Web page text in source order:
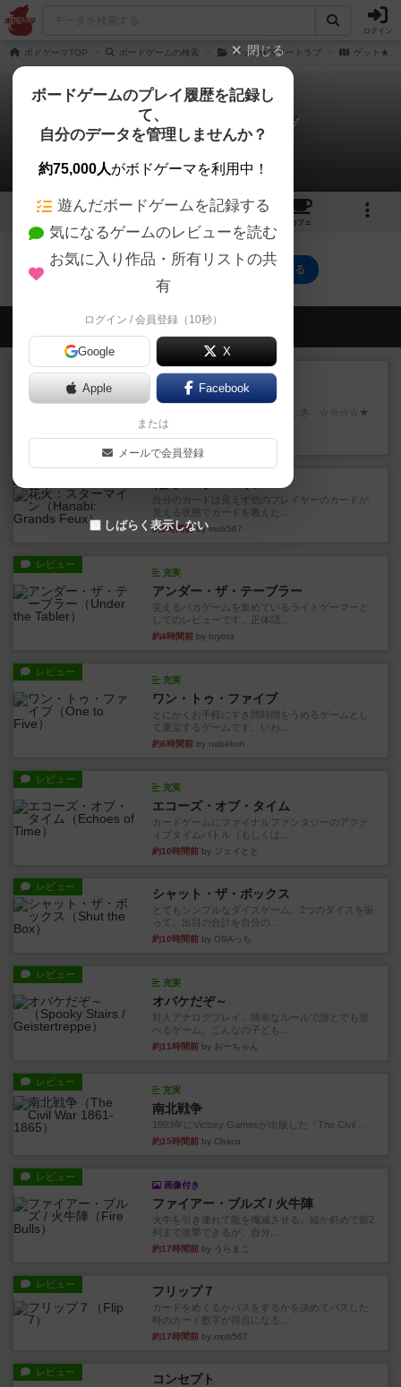
ログイン
ボドゲーマTOP ボードゲームの検索 ゲット★スイートラブ ゲット★ス
ゲット★スパイシーラブ
0件のルール/インスト
1 1
カフェ
ゲット★スパイシーラブのトップに戻る
会員の新しい投稿
レビュー
フラットアイアン
世界に浸れる度 ☆☆☆☆★楽しさ ☆☆☆☆★
タイパ ☆☆☆☆☆マンハッ...
20分前by DKnewyork
自分のカードは見えず他のプレイヤーのカードが
見える状態でカードを教えた...
約2時間前by mob567
レビュー
充実
アンダー・ザ・テーブラー
笑えるバカゲームを集めているライトゲーマーと
してのレビューです。正体隠...
約4時間前 by toyota
レビュー
充実
ワン・トゥ・ファイブ
とにかくお手軽にすき間時間をうめるゲームとし
て重宝するゲームです。いわ...
約6時間前 by nabekoh
レビュー
充実
エコーズ・オブ・タイム
カードゲームにファイナルファンタジーのアクテ
ィブタイムバトル（もしくは...
約10時間前 by ジェイとと
レビュー シャット・ザ・ボックス
とてもシンプルなダイスゲーム。2つのダイスを振
って、出目の合計を自分の...
約10時間前 by OSAっち
レビュー
充実
オバケだぞ～
対人アナログプレイ。簡単なルールで誰とでも遊
べるゲーム。こんなの子ども...
約11時間前 by おーちゃん
レビュー
充実
南北戦争
1983年にVictory Gamesが出版した『The Civil ...
約15時間前 by Chaco
レビュー
画像付き
ファイアー・ブルズ / 火牛陣
火牛を引き連れて敵を殲滅させる。縦か斜めで前2
列まで攻撃できるが、自分...
約17時間前 by うらまこ
レビュー フリップ７
カードをめくるかパスをするかを決めてパスした
時のカード数字が得点になる...
約17時間前 by mob567
レビュー コンセプト
閉じる
ボードゲームのプレイ履歴を記録し
て、
自分のデータを管理しませんか？
約75,000人がボドゲーマを利用中！
遊んだボードゲームを記録する
気になるゲームのレビューを読む
お気に入り作品・所有リストの共
有
ログイン / 会員登録（10秒）
Google X
Apple Facebook
または
メールで会員登録
しばらく表示しない